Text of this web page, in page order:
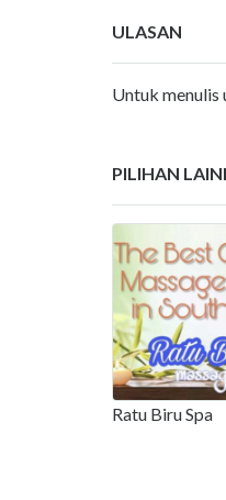
ULASAN
Untuk menulis
PILIHAN
Ratu Biru Spa